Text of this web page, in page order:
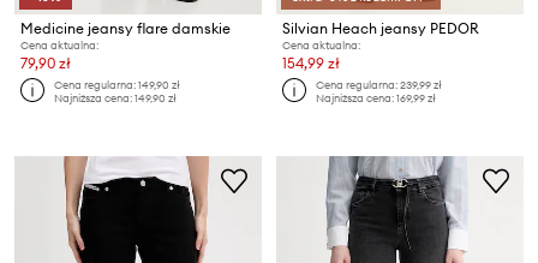
Medicine jeansy flare damskie
Cena aktualna:
79,90 zł
Cena regularna:149,90 zł
Najniższa cena:149,90 zł
Silvian Heach jeansy PEDOR
Cena aktualna:
154,99 zł
Cena regularna:239,99 zł
Najniższa cena:169,99 zł